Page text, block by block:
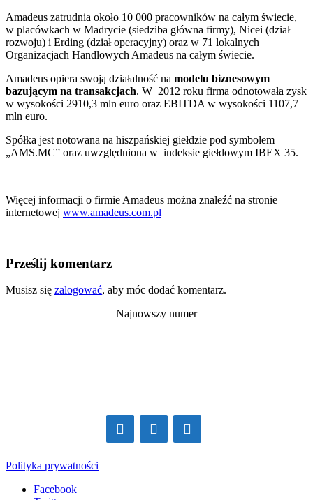
Amadeus zatrudnia około 10 000 pracowników na całym świecie,
w placówkach w Madrycie (siedziba główna firmy), Nicei (dział
rozwoju) i Erding (dział operacyjny) oraz w 71 lokalnych
Organizacjach Handlowych Amadeus na całym świecie.
Amadeus opiera swoją działalność na modelu biznesowym
bazującym na transakcjach. W 2012 roku firma odnotowała zysk
w wysokości 2910,3 mln euro oraz EBITDA w wysokości 1107,7
mln euro.
Spółka jest notowana na hiszpańskiej giełdzie pod symbolem
„AMS.MC” oraz uwzględniona w indeksie giełdowym IBEX 35.
Więcej informacji o firmie Amadeus można znaleźć na stronie
internetowej www.amadeus.com.pl
Prześlij komentarz
Musisz się zalogować, aby móc dodać komentarz.
Najnowszy numer
Polityka prywatności
Facebook